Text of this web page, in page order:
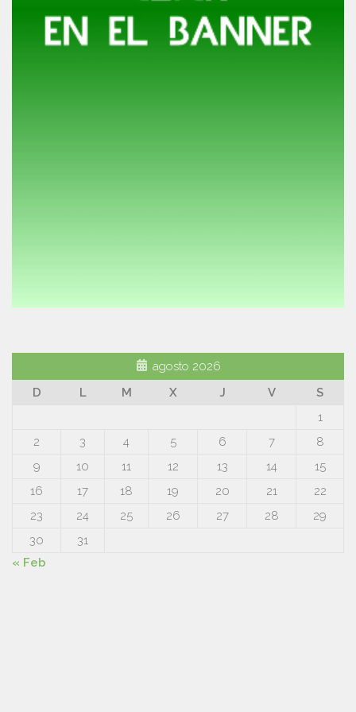
agosto 2026
D
L M X J V
S
1
2
3 4 5 6 7
8
9
10 11 12 13 14
15
16
17 18 19 20 21
22
23
24 25 26 27 28
29
30
31
« Feb